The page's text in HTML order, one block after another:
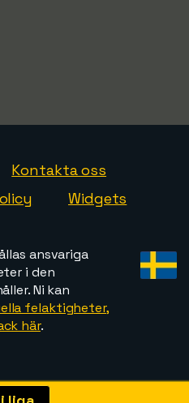
Kontakta oss
Widgets
ansvariga
i den
Ni kan
felaktigheter,
här.